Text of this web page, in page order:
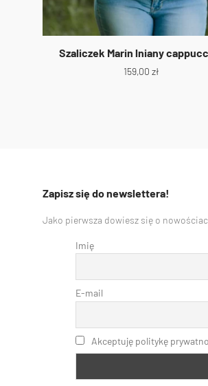
Szaliczek Marin lniany
159,00 zł
Zapisz się do newslettera!
Jako pierwsza dowiesz się o
Imię
E-mail
Akceptuję politykę